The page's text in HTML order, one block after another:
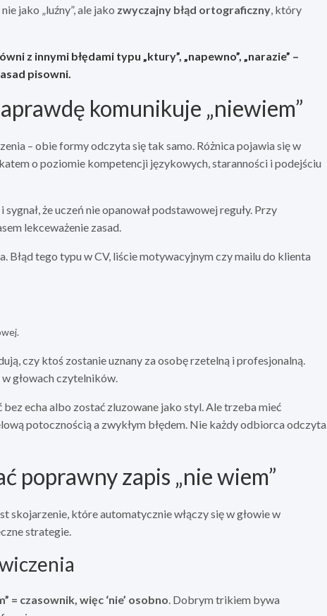
jako „luźny”, ale jako zwyczajny błąd ortograficzny, który
z innymi błędami typu „ktury”, „napewno”, „narazie” –
pisowni.
komunikuje „niewiem”
– obie formy odczyta się tak samo. Różnica pojawia się w
o poziomie kompetencji językowych, staranności i podejściu
że uczeń nie opanował podstawowej reguły. Przy
lekceważenie zasad.
tego typu w CV, liście motywacyjnym czy mailu do klienta
czy ktoś zostanie uznany za osobę rzetelną i profesjonalną.
głowach czytelników.
echa albo zostać zluzowane jako styl. Ale trzeba mieć
potocznością a zwykłym błędem. Nie każdy odbiorca odczyta
poprawny zapis „nie wiem”
skojarzenie, które automatycznie włączy się w głowie w
strategie.
= czasownik, więc ‘nie’ osobno. Dobrym trikiem bywa